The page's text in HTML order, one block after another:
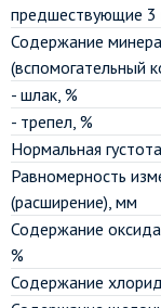
предшествующие 3
Содержание
(вспомогательный
- шлак, %
- трепел, %
Нормальная
Равномерность
(расширение), мм
Содержание
%
Содержание